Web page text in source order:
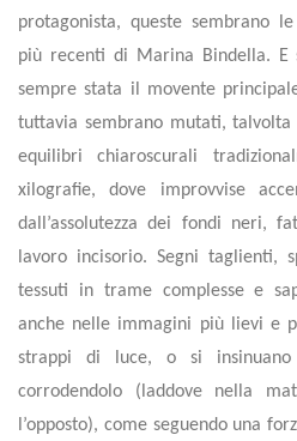
protagonista, queste sembrano
più recenti di Marina Bindella. E
sempre stata il movente
tuttavia sembrano mutati,
equilibri chiaroscurali
xilografie, dove improvvise
dall’assolutezza dei fondi neri,
lavoro incisorio. Segni taglienti,
tessuti in trame complesse e
anche nelle immagini più lievi e
strappi di luce, o si
corrodendolo (laddove nella
l’opposto), come seguendo una